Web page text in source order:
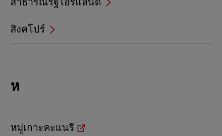
สิงคโปร์
beginning
ห
หมู่เกาะคะแนรี